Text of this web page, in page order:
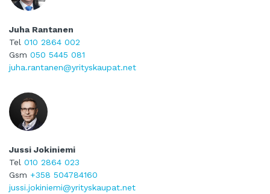
Juha Rantanen
Tel 010 2864 002
Gsm 050 5445 081
juha.rantanen@yrityskaupat.net
Jussi Jokiniemi
Tel 010 2864 023
Gsm +358 504784160
jussi.jokiniemi@yrityskaupat.net